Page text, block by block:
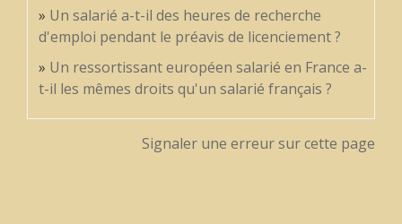
Un salarié a-t-il des heures de recherche
d'emploi pendant le préavis de licenciement ?
Un ressortissant européen salarié en France a-
t-il les mêmes droits qu'un salarié français ?
Signaler une erreur sur cette page